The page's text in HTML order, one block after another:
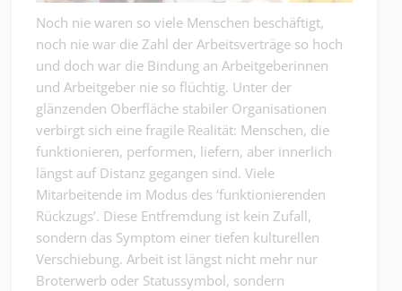
Noch nie waren so viele Menschen beschäftigt,
noch nie war die Zahl der Arbeitsverträge so hoch
und doch war die Bindung an Arbeitgeberinnen
und Arbeitgeber nie so flüchtig. Unter der
glänzenden Oberfläche stabiler Organisationen
verbirgt sich eine fragile Realität: Menschen, die
funktionieren, performen, liefern, aber innerlich
längst auf Distanz gegangen sind. Viele
Mitarbeitende im Modus des ‘funktionierenden
Rückzugs’. Diese Entfremdung ist kein Zufall,
sondern das Symptom einer tiefen kulturellen
Verschiebung. Arbeit ist längst nicht mehr nur
Broterwerb oder Statussymbol, sondern